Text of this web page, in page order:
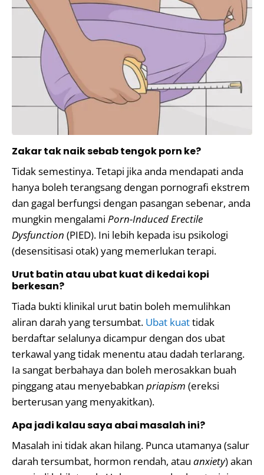
Zakar tak naik sebab tengok porn ke?
Tidak semestinya. Tetapi jika anda mendapati anda
hanya boleh terangsang dengan pornografi ekstrem
dan gagal berfungsi dengan pasangan sebenar, anda
mungkin mengalami Porn-Induced Erectile
Dysfunction (PIED). Ini lebih kepada isu psikologi
(desensitisasi otak) yang memerlukan terapi.
Urut batin atau ubat kuat di kedai kopi
berkesan?
Tiada bukti klinikal urut batin boleh memulihkan
aliran darah yang tersumbat. Ubat kuattidak
berdaftar selalunya dicampur dengan dos ubat
terkawal yang tidak menentu atau dadah terlarang.
Ia sangat berbahaya dan boleh merosakkan buah
pinggang atau menyebabkan priapism (ereksi
berterusan yang menyakitkan).
Apa jadi kalau saya abai masalah ini?
Masalah ini tidak akan hilang. Punca utamanya (salur
darah tersumbat, hormon rendah, atau anxiety) akan